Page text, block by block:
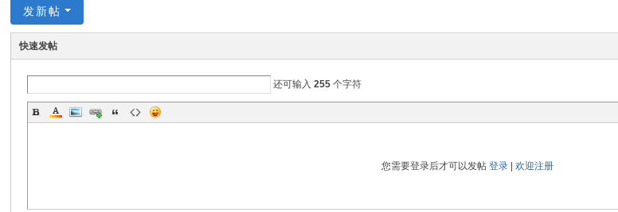
发新帖
快速发帖
还可输入255 个字符
您需要登录后才可以发帖 登录| 欢迎注册